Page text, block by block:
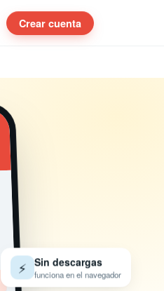
Crear cuenta
⚡ Sin descargas
funciona en el navegador